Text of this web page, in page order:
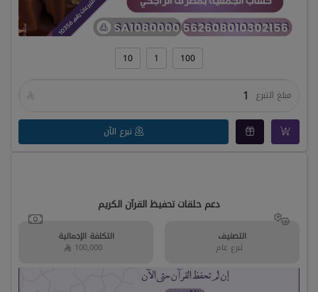
100
1
10
مبلغ التبرع 
تبرع الآن
دعم حلقات تحفيظ القرآن الكريم
التصنيف
تبرع عام
التكلفة الإجمالية